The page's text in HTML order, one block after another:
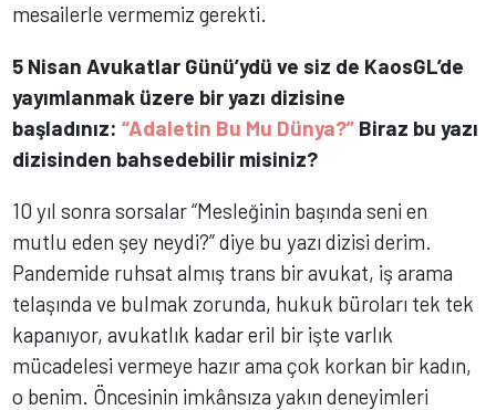
mesailerle vermemiz gerekti.
5 Nisan Avukatlar Günü’ydü ve siz de KaosGL’de
yayımlanmak üzere bir yazı dizisine
başladınız:“Adaletin Bu Mu Dünya?” Biraz bu yazı
dizisinden bahsedebilir misiniz?
10 yıl sonra sorsalar “Mesleğinin başında seni en
mutlu eden şey neydi?” diye bu yazı dizisi derim.
Pandemide ruhsat almış trans bir avukat, iş arama
telaşında ve bulmak zorunda, hukuk büroları tek tek
kapanıyor, avukatlık kadar eril bir işte varlık
mücadelesi vermeye hazır ama çok korkan bir kadın,
o benim. Öncesinin imkânsıza yakın deneyimleri